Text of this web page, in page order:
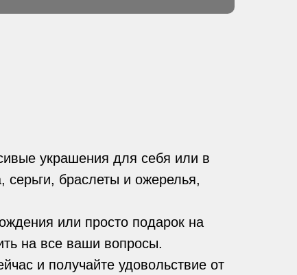
украшения для себя или в
браслеты и ожерелья,
или просто подарок на
на все ваши вопросы.
и получайте удовольствие от